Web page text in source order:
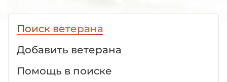
Поиск ветерана
Добавить ветерана
Помощь в поиске